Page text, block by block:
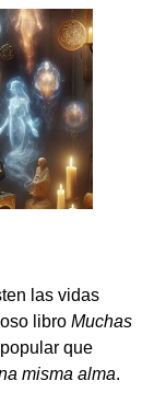
las vidas
libro Muchas
que
misma alma.